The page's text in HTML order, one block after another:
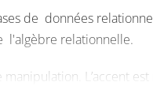
de données
l'algèbre relationnelle.
L’accent